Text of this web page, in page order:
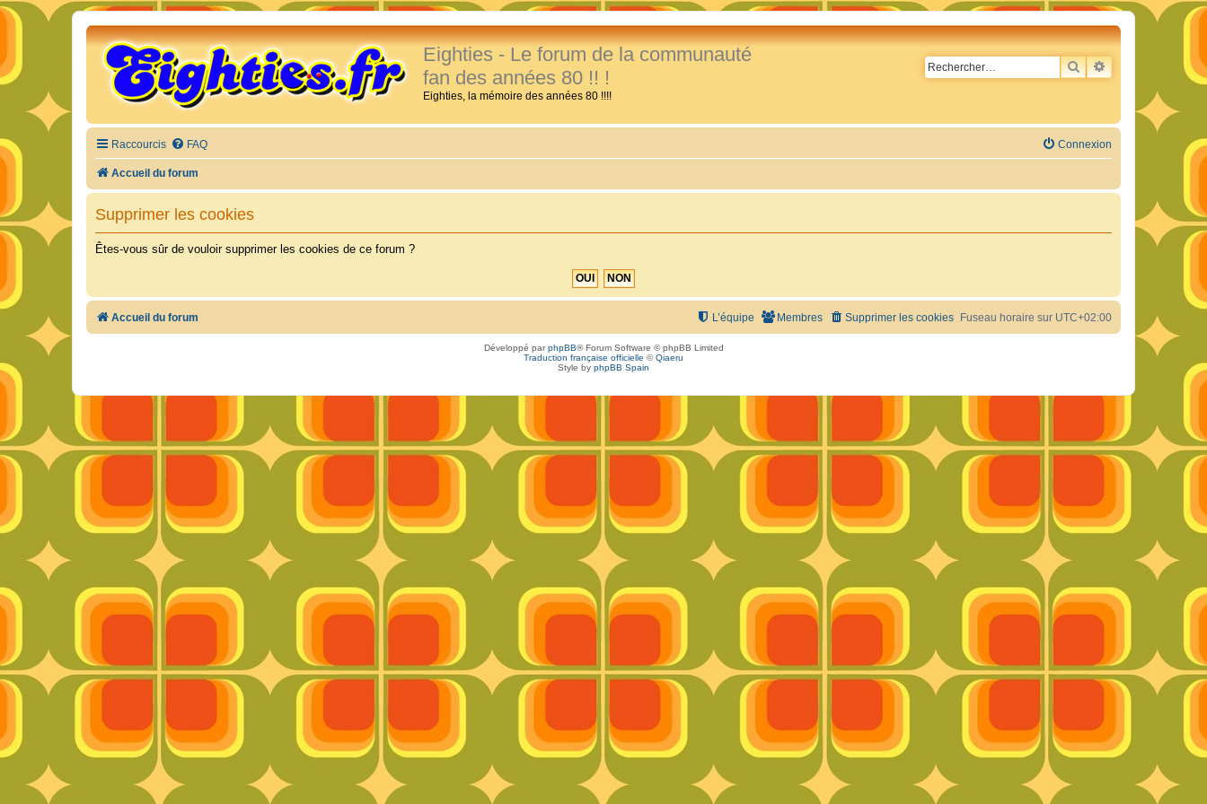
Eighties - Le forum de la communauté
fan des années 80 !! !
Eighties, la mémoire des années 80 !!!!
RECHERCHER
RECHERCHE
Raccourcis FAQ Connexion
Accueil du forum
Supprimer les cookies
Êtes-vous sûr de vouloir supprimer les cookies de ce forum ?
Accueil du forum Fuseau horaire sur UTC+02:00
Supprimer les cookies
Membres
L’équipe
Développé parphpBB® Forum Software © phpBB Limited
Traduction française officielle ©Qiaeru
Style by phpBB Spain